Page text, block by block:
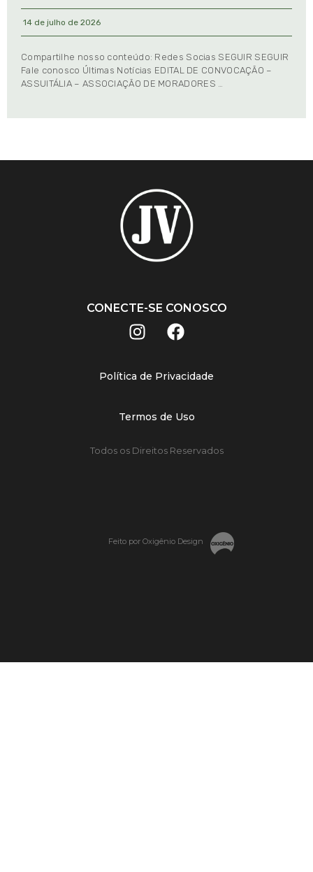
14 de julho de 2026
Compartilhe nosso conteúdo: Redes Socias SEGUIR SEGUIR
Fale conosco Últimas Notícias EDITAL DE CONVOCAÇÃO –
ASSUITÁLIA – ASSOCIAÇÃO DE MORADORES …
CONECTE-SE CONOSCO
Política de Privacidade
Termos de Uso
Todos os Direitos Reservados
Feito por Oxigênio Design